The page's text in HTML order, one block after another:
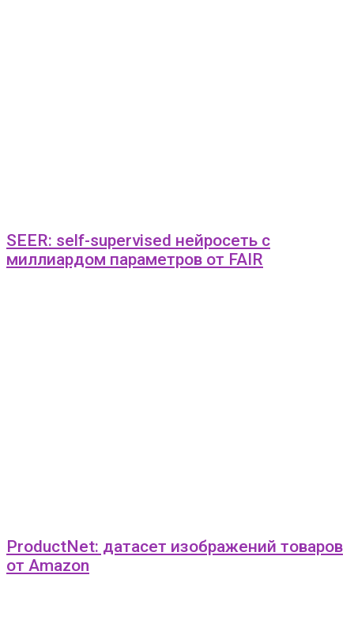
SEER: self-supervised нейросеть с
миллиардом параметров от FAIR
ProductNet: датасет изображений товаров
от Amazon